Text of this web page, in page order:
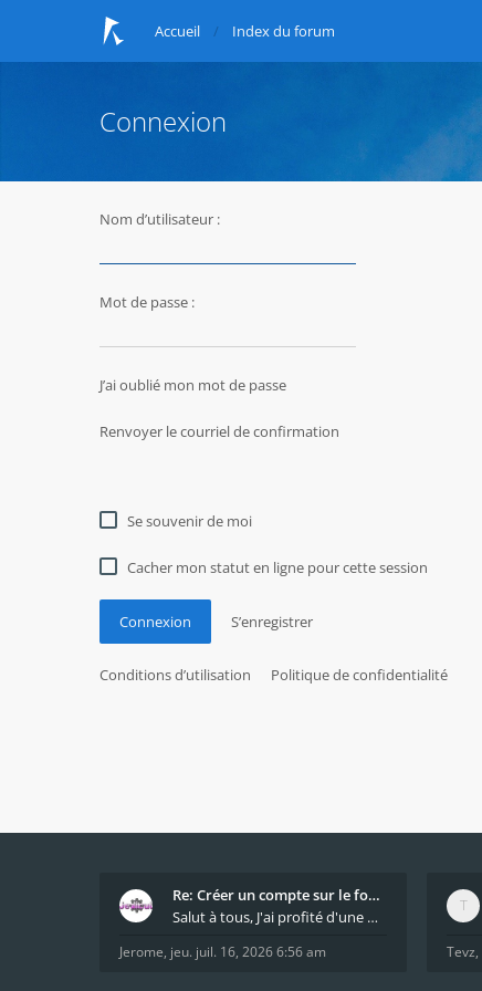
Accueil Index du forum
Connexion
Nom d’utilisateur :
Mot de passe :
J’ai oublié mon mot de passe
Renvoyer le courriel de confirmation
Se souvenir de moi
Cacher mon statut en ligne pour cette session
Connexion S’enregistrer
Conditions d’utilisation Politique de confidentialité
Re: Créer un compte sur le forum / Create forum us
Salut à tous, J'ai profité d'une mise à jour du s
Jerome, jeu. juil. 16, 2026 6:56 am Tevz,